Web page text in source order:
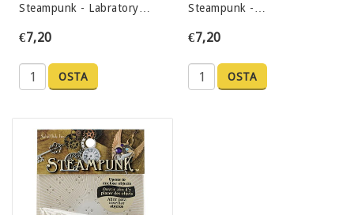
Steampunk - Labratory…
€7,20
OSTA
Steampunk -…
€7,20
OSTA